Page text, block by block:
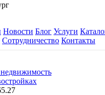
Новости Блог Услуги
Сотрудничество Контакты